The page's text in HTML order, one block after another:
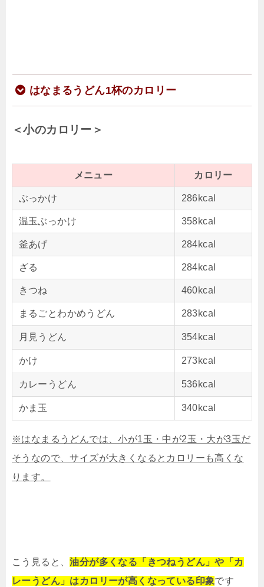
はなまるうどん1杯のカロリー
＜小のカロリー＞
メニュー カロリー
ぶっかけ 286kcal
温玉ぶっかけ 358kcal
釜あげ 284kcal
ざる 284kcal
きつね 460kcal
まるごとわかめうどん 283kcal
月見うどん 354kcal
かけ 273kcal
カレーうどん 536kcal
かま玉 340kcal
※はなまるうどんでは、小が1玉・中が2玉・大が3玉だ
そうなので、サイズが大きくなるとカロリーも高くな
ります。
こう見ると、油分が多くなる「きつねうどん」や「カ
レーうどん」はカロリーが高くなっている印象です